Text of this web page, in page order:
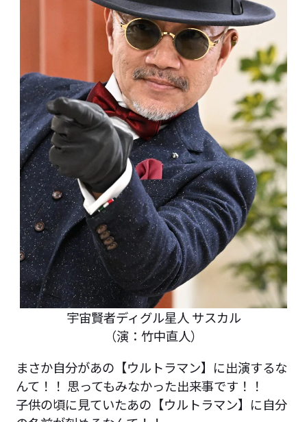
宇宙賢者ディグル星人 サスカル
（演：竹中直人）
まさか自分があの【ウルトラマン】に出演するな
んて！！ 思ってもみなかった出来事です！！
子供の頃に見ていたあの【ウルトラマン】に自分